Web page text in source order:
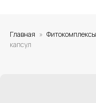
Главная Фитокомплексы
капсул